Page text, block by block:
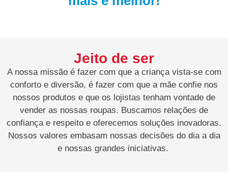
Jeito de ser
A nossa missão é fazer com que a criança vista-se com
conforto e diversão, é fazer com que a mãe confie nos
nossos produtos e que os lojistas tenham vontade de
vender as nossas roupas. Buscamos relações de
confiança e respeito e oferecemos soluções inovadoras.
Nossos valores embasam nossas decisões do dia a dia
e nossas grandes iniciativas.